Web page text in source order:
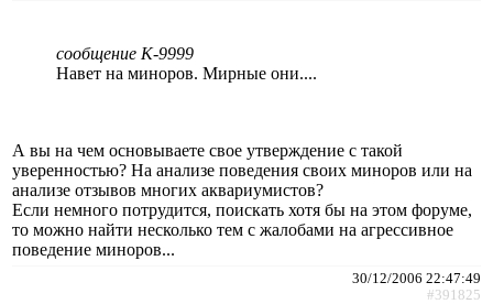
сообщение K-9999
Навет на миноров. Мирные они....
А вы на чем основываете свое утверждение с такой
уверенностью? На анализе поведения своих миноров или на
анализе отзывов многих аквариумистов?
Если немного потрудится, поискать хотя бы на этом форуме,
то можно найти несколько тем с жалобами на агрессивное
поведение миноров...
30/12/2006 22:47:49
#391825